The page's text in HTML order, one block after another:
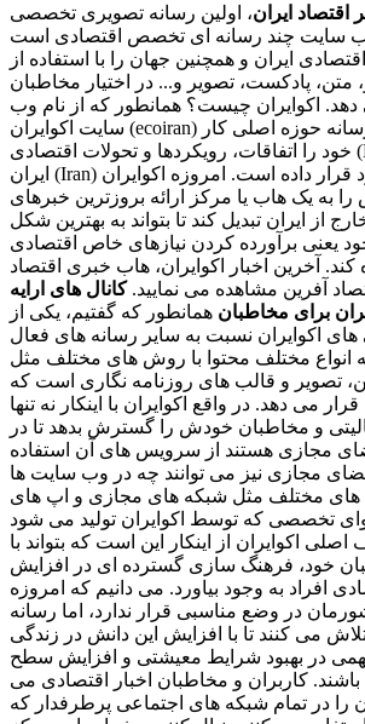
اقتصاد ایران، اولین رسانه تصویری تخصصی
وب سایت چند رسانه ای تخصص اقتصادی است
ایران و همچنین جهان را با استفاده از
متن، پادکست، تصویر و... در اختیار مخاطبان
دهد. اکوایران چیست؟ همانطور که از نام وب
سایت اکوایران (ecoiran) مشخص است، این رسانه حوزه اصلی کار
خود را اتفاقات، رویکردها و تحولات اقتصادی (Economic) که در
ایران (Iran) و جهان جریان دارد قرار داده است. امروزه اکوایران
به یک هاب یا مرکز ارائه بروزترین خبرهای
از ایران تبدیل کند تا بتواند به بهترین شکل
یعنی برآورده کردن نیازهای خاص اقتصادی
آخرین اخبار اکوایران، هاب خبری اقتصاد
آفرین مشاهده می نمایید.کانال های ارایه
برای مخاطبان همانطور که گفتیم، یکی از
های اکوایران نسبت به سایر رسانه های فعال
انواع مختلف محتوا با روش های مختلف مثل
تصویر و قالب های روزنامه نگاری است که
می دهد. در واقع اکوایران با اینکار نه تنها
و مخاطبان خودش را گسترش بدهد تا در
مجازی هستند از سرویس های آن استفاده
فضای مجازی نیز می توانند چه در وب سایت ها
های مختلف مثل شبکه های مجازی و اپ های
تخصصی که توسط اکوایران تولید می شود
اصلی اکوایران از اینکار این است که بتواند با
خود، فرهنگ سازی گسترده ای در افزایش
افراد به وجود بیاورد. می دانیم که امروزه
در وضع مناسبی قرار ندارد، اما رسانه
می کنند تا با افزایش این دانش در زندگی
در بهبود شرایط معیشتی و افزایش سطح
کاربران و مخاطبان اخبار اقتصادی می
را در تمام شبکه های اجتماعی پرطرفدار که